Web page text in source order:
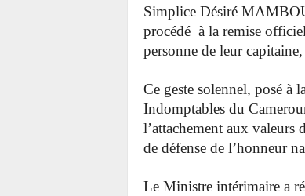
Simplice Désiré
procédé à la remise
personne de leur
Ce geste solennel, posé à
Indomptables du
l’attachement aux valeurs
de défense de l’honneur
Le Ministre intérimaire a